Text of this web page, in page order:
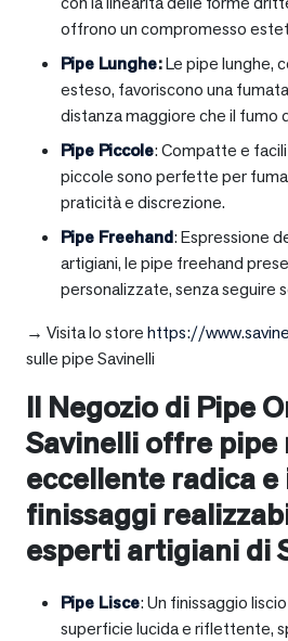
offrono un compromesso
Pipe Lunghe:Le pipe lunghe,
esteso, favoriscono una
distanza maggiore che il fumo
Pipe Piccole: Compatte e
piccole sono perfette per
praticità e discrezione.
Pipe Freehand: Espressione
artigiani, le pipe freehand
personalizzate, senza seguire
→ Visita lo storehttps://
sulle pipe Savinelli
Il Negozio di Pipe
Savinelli offre pipe
eccellente radica
finissaggi
esperti artigiani di
Pipe Lisce: Un finissaggio
superficie lucida e riflettente,